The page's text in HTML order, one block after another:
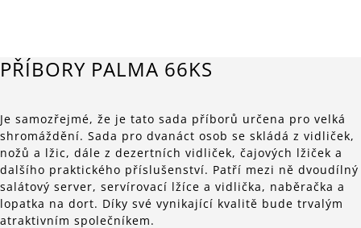
PŘÍBORY PALMA 66KS
Je samozřejmé, že je tato sada příborů určena pro velká
shromáždění. Sada pro dvanáct osob se skládá z vidliček,
nožů a lžic, dále z dezertních vidliček, čajových lžiček a
dalšího praktického příslušenství. Patří mezi ně dvoudílný
salátový server, servírovací lžíce a vidlička, naběračka a
lopatka na dort. Díky své vynikající kvalitě bude trvalým
atraktivním společníkem.